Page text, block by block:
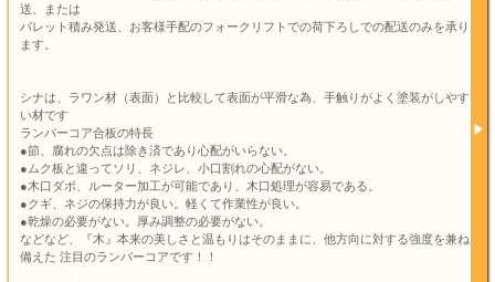
送、または
パレット積み発送、お客様手配のフォークリフトでの荷下ろしでの配送のみを承り
ます。
シナは、ラワン材（表面）と比較して表面が平滑な為、手触りがよく塗装がしやす
い材です
ランバーコア合板の特長
●節、腐れの欠点は除き済であり心配がいらない。
●ムク板と違ってソリ、ネジレ、小口割れの心配がない。
●木口ダボ、ルーター加工が可能であり、木口処理が容易である。
●クギ、ネジの保持力が良い。軽くて作業性が良い。
●乾燥の必要がない。厚み調整の必要がない。
などなど、『木』本来の美しさと温もりはそのままに、他方向に対する強度を兼ね
備えた 注目のランバーコアです！！